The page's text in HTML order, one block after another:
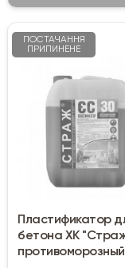
ПОСТАЧАННЯ
ПРИПИНЕНЕ
Пластификатор
бетона ХК
противоморозный